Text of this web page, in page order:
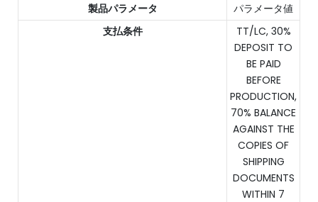
製品パラメータ
パラメータ値
支払条件
TT/LC, 30%
DEPOSIT TO
BE PAID
BEFORE
PRODUCTION,
70% BALANCE
AGAINST THE
COPIES OF
SHIPPING
DOCUMENTS
WITHIN 7